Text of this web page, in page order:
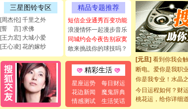
三星图铃专区
[周杰伦] 千里之外
[誓 言] 求佛
[王力宏] 大城小爱
[王心凌] 花的嫁纱
精品专题推荐
短信企业通秀百变功能
浪漫情怀一起漫步音乐
同城约会今夜告别寂寞
敢来挑战你的球技吗？
精彩生活
星座运势
每日财运
花边新闻
魔鬼辞典
情感测试
生活笑话
[圣诞节]不只这样
能正大光明地骚扰
都要快乐噢!
[圣诞节]奉上一颗
如意,快乐,鲜花,一
[元旦]看到你我会
断电。爱你是我职
你是我专业！水晶
[元旦]如果上天让
起；二是再生再世
离。水晶之恋祝你
今日运程如何？财
桃花运，给你详细